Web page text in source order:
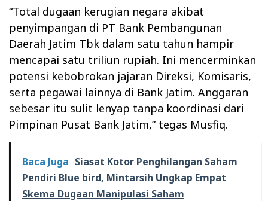
“Total dugaan kerugian negara akibat
penyimpangan di PT Bank Pembangunan
Daerah Jatim Tbk dalam satu tahun hampir
mencapai satu triliun rupiah. Ini mencerminkan
potensi kebobrokan jajaran Direksi, Komisaris,
serta pegawai lainnya di Bank Jatim. Anggaran
sebesar itu sulit lenyap tanpa koordinasi dari
Pimpinan Pusat Bank Jatim,” tegas Musfiq.
Baca Juga Siasat Kotor Penghilangan Saham
Pendiri Blue bird, Mintarsih Ungkap Empat
Skema Dugaan Manipulasi Saham